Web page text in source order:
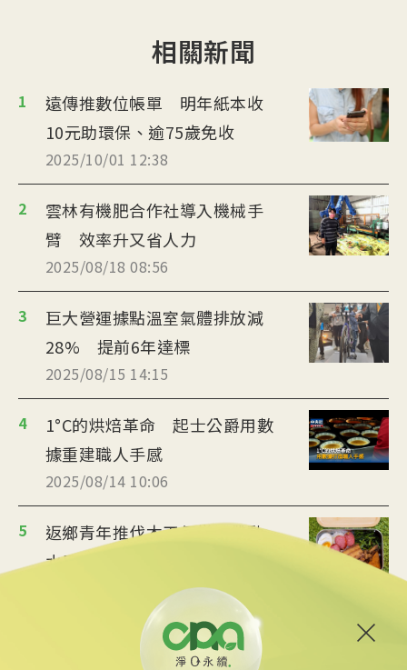
相關新聞
1
遠傳推數位帳單 明年紙本收
10元助環保、逾75歲免收
2025/10/01 12:38
2
雲林有機肥合作社導入機械手
臂 效率升又省人力
2025/08/18 08:56
3
巨大營運據點溫室氣體排放減
28% 提前6年達標
2025/08/15 14:15
4
1°C的烘焙革命 起士公爵用數
據重建職人手感
2025/08/14 10:06
5
返鄉青年推伐木工便當 帶動
水里觀光與減碳經濟
台中智慧停車無紙化9/8上線